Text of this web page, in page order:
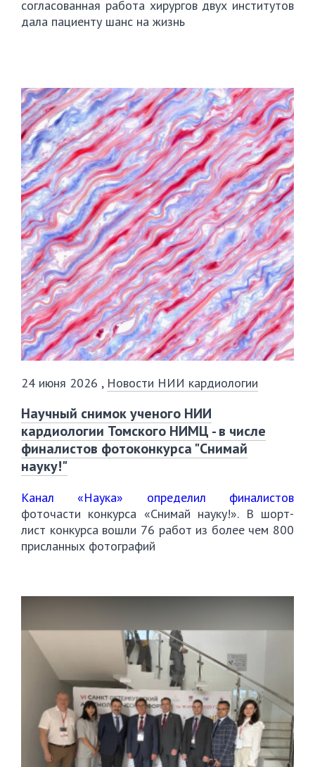
согласованная работа хирургов двух институтов
дала пациенту шанс на жизнь
24 июня 2026 , Новости НИИ кардиологии
Научный снимок ученого НИИ
кардиологии Томского НИМЦ - в числе
финалистов фотоконкурса "Снимай
науку!"
Канал «Наука» определил финалистов
фоточасти конкурса «Снимай науку!». В шорт-
лист конкурса вошли 76 работ из более чем 800
присланных фотографий